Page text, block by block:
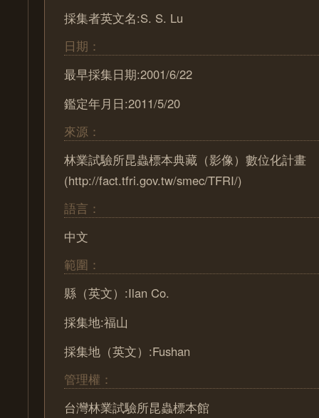
採集者英文名:S. S. Lu
日期：
最早採集日期:2001/6/22
鑑定年月日:2011/5/20
來源：
林業試驗所昆蟲標本典藏（影像）數位化計畫
(http://fact.tfri.gov.tw/smec/TFRI/)
語言：
中文
範圍：
縣（英文）:Ilan Co.
採集地:福山
採集地（英文）:Fushan
管理權：
台灣林業試驗所昆蟲標本館